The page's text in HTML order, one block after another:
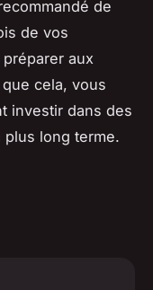
de
de vos
aux
cela, vous
investir dans des
long terme.